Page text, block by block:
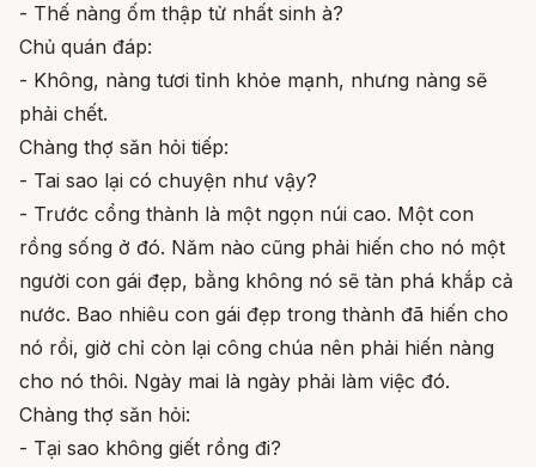
- Thế nàng ốm thập tử nhất sinh à?
Chủ quán đáp:
- Không, nàng tươi tỉnh khỏe mạnh, nhưng nàng sẽ
phải chết.
Chàng thợ săn hỏi tiếp:
- Tai sao lại có chuyện như vậy?
- Trước cổng thành là một ngọn núi cao. Một con
rồng sống ở đó. Năm nào cũng phải hiến cho nó một
người con gái đẹp, bằng không nó sẽ tàn phá khắp cả
nước. Bao nhiêu con gái đẹp trong thành đã hiến cho
nó rồi, giờ chỉ còn lại công chúa nên phải hiến nàng
cho nó thôi. Ngày mai là ngày phải làm việc đó.
Chàng thợ săn hỏi:
- Tại sao không giết rồng đi?